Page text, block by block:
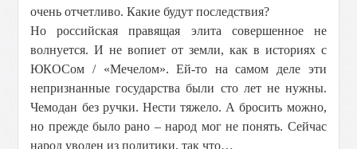
очень отчетливо. Какие будут последствия?
Но российская правящая элита совершенное не
волнуется. И не вопиет от земли, как в историях с
ЮКОСом / «Мечелом». Ей-то на самом деле эти
непризнанные государства были сто лет не нужны.
Чемодан без ручки. Нести тяжело. А бросить можно,
но прежде было рано – народ мог не понять. Сейчас
народ уволен из политики, так что…